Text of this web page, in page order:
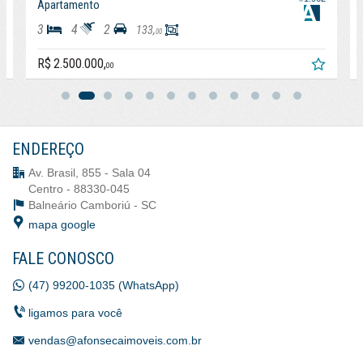
Apartamento
3 4 2 133,00
R$ 2.500.000,00
ENDEREÇO
Av. Brasil, 855 - Sala 04
Centro - 88330-045
Balneário Camboriú - SC
mapa google
FALE CONOSCO
(47) 99200-1035 (WhatsApp)
ligamos para você
vendas@afonsecaimoveis.com.br